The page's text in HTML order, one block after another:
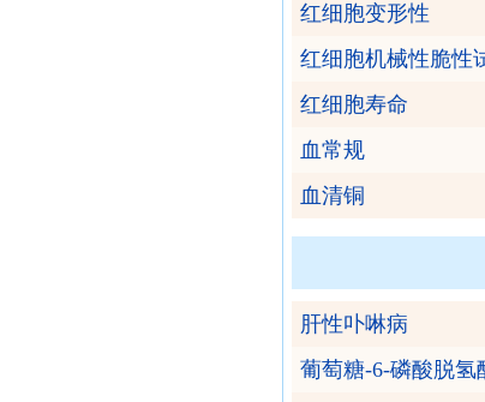
红细胞变形性
红细胞机械性脆性
红细胞寿命
血常规
血清铜
肝性卟啉病
葡萄糖-6-磷酸脱氢